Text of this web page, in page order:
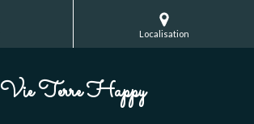
Localisation
Vie Terre Happy